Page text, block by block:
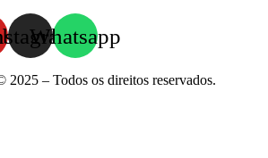
Whatsapp
– Todos os direitos reservados.